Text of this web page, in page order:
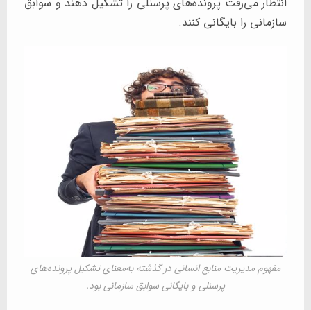
سازمانی را بایگانی کنند.
مفهوم مدیریت منابع انسانی در گذشته به‌معنای تشکیل پرونده‌های
پرسنلی و بایگانی سوابق سازمانی بود.